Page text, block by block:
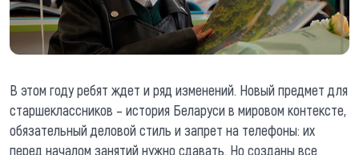
В этом году ребят ждет и ряд изменений. Новый предмет для
старшеклассников – история Беларуси в мировом контексте,
обязательный деловой стиль и запрет на телефоны: их
перед началом занятий нужно сдавать. Но созданы все